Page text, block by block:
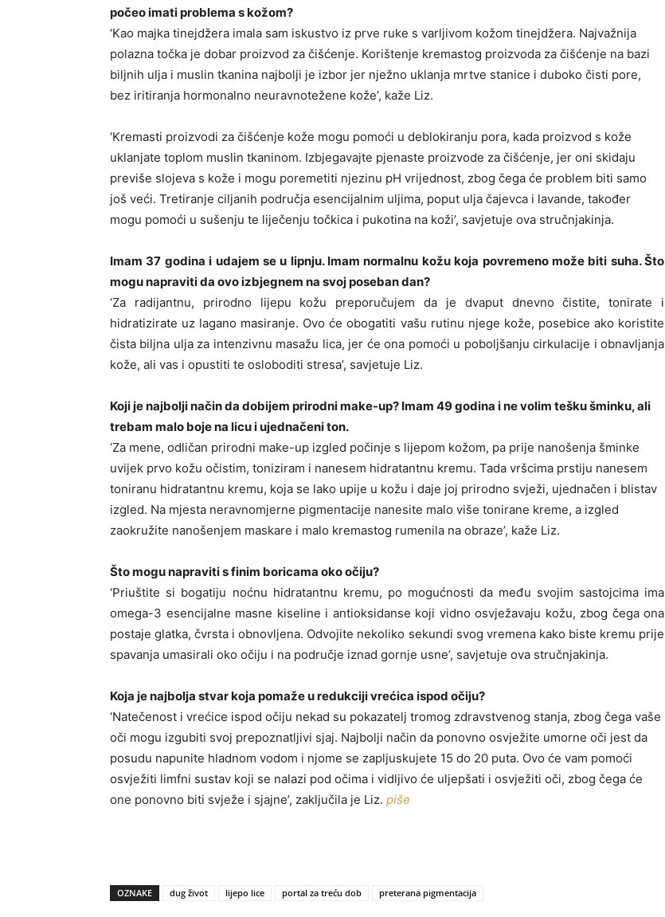
počeo imati problema s kožom?
‘Kao majka tinejdžera imala sam iskustvo iz prve ruke s varljivom kožom tinejdžera. Najvažnija
polazna točka je dobar proizvod za čišćenje. Korištenje kremastog proizvoda za čišćenje na bazi
biljnih ulja i muslin tkanina najbolji je izbor jer nježno uklanja mrtve stanice i duboko čisti pore,
bez iritiranja hormonalno neuravnotežene kože’, kaže Liz.
‘Kremasti proizvodi za čišćenje kože mogu pomoći u deblokiranju pora, kada proizvod s kože
uklanjate toplom muslin tkaninom. Izbjegavajte pjenaste proizvode za čišćenje, jer oni skidaju
previše slojeva s kože i mogu poremetiti njezinu pH vrijednost, zbog čega će problem biti samo
još veći. Tretiranje ciljanih područja esencijalnim uljima, poput ulja čajevca i lavande, također
mogu pomoći u sušenju te liječenju točkica i pukotina na koži’, savjetuje ova stručnjakinja.
Imam 37 godina i udajem se u lipnju. Imam normalnu kožu koja povremeno može biti suha. Što
mogu napraviti da ovo izbjegnem na svoj poseban dan?
‘Za radijantnu, prirodno lijepu kožu preporučujem da je dvaput dnevno čistite, tonirate i
hidratizirate uz lagano masiranje. Ovo će obogatiti vašu rutinu njege kože, posebice ako koristite
čista biljna ulja za intenzivnu masažu lica, jer će ona pomoći u poboljšanju cirkulacije i obnavljanja
kože, ali vas i opustiti te osloboditi stresa’, savjetuje Liz.
Koji je najbolji način da dobijem prirodni make-up? Imam 49 godina i ne volim tešku šminku, ali
trebam malo boje na licu i ujednačeni ton.
‘Za mene, odličan prirodni make-up izgled počinje s lijepom kožom, pa prije nanošenja šminke
uvijek prvo kožu očistim, toniziram i nanesem hidratantnu kremu. Tada vršcima prstiju nanesem
toniranu hidratantnu kremu, koja se lako upije u kožu i daje joj prirodno svježi, ujednačen i blistav
izgled. Na mjesta neravnomjerne pigmentacije nanesite malo više tonirane kreme, a izgled
zaokružite nanošenjem maskare i malo kremastog rumenila na obraze’, kaže Liz.
Što mogu napraviti s finim boricama oko očiju?
‘Priuštite si bogatiju noćnu hidratantnu kremu, po mogućnosti da među svojim sastojcima ima
omega-3 esencijalne masne kiseline i antioksidanse koji vidno osvježavaju kožu, zbog čega ona
postaje glatka, čvrsta i obnovljena. Odvojite nekoliko sekundi svog vremena kako biste kremu prije
spavanja umasirali oko očiju i na područje iznad gornje usne’, savjetuje ova stručnjakinja.
Koja je najbolja stvar koja pomaže u redukciji vrećica ispod očiju?
‘Natečenost i vrećice ispod očiju nekad su pokazatelj tromog zdravstvenog stanja, zbog čega vaše
oči mogu izgubiti svoj prepoznatljivi sjaj. Najbolji način da ponovno osvježite umorne oči jest da
posudu napunite hladnom vodom i njome se zapljuskujete 15 do 20 puta. Ovo će vam pomoći
osvježiti limfni sustav koji se nalazi pod očima i vidljivo će uljepšati i osvježiti oči, zbog čega će
one ponovno biti svježe i sjajne’, zaključila je Liz. piše
OZNAKE dug život lijepo lice portal za treću dob preterana pigmentacija